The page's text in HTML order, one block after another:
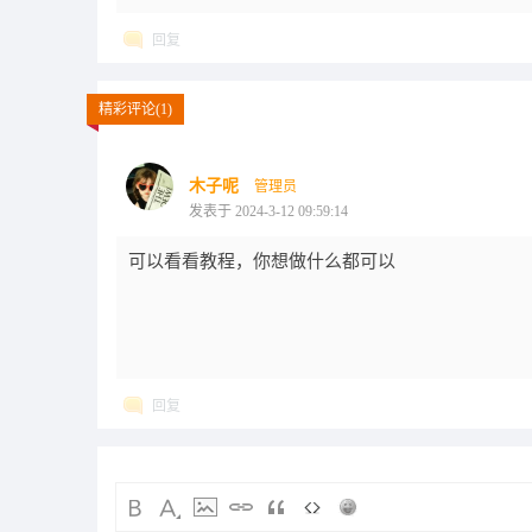
回复
精彩评论(1)
木子呢
管理员
发表于 2024-3-12 09:59:14
可以看看教程，你想做什么都可以
回复